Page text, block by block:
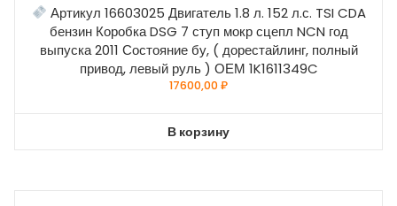
Артикул 16603025 Двигатель 1.8 л. 152 л.с. TSI CDA
бензин Коробка DSG 7 ступ мокр сцепл NCN год
выпуска 2011 Состояние бу, ( дорестайлинг, полный
привод, левый руль ) ОЕМ 1K1611349C
17600,00₽
В корзину